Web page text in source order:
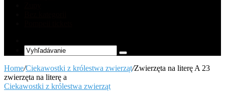
Article
Vyhľadávanie
Home/Ciekawostki z królestwa zwierząt/Zwierzęta na literę A 23
zwierzęta na literę a
Ciekawostki z królestwa zwierząt